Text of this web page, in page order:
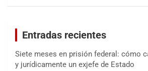
Entradas recientes
Siete meses en prisión federal: cómo
y jurídicamente un exjefe de Estado